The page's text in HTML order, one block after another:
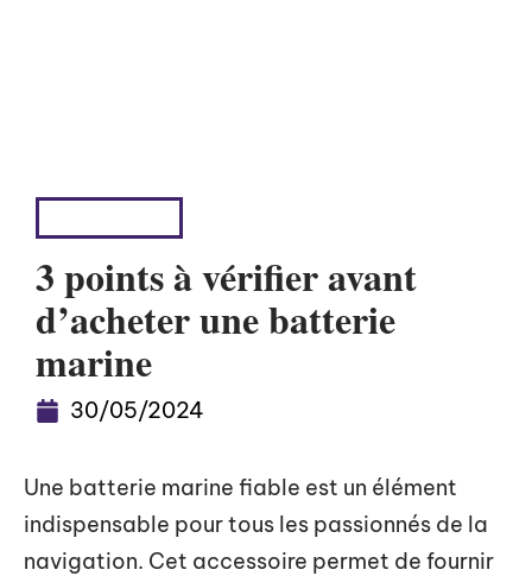
3 points à vérifier avant
d’acheter une batterie
marine
30/05/2024
Une batterie marine fiable est un élément
indispensable pour tous les passionnés de la
navigation. Cet accessoire permet de fournir